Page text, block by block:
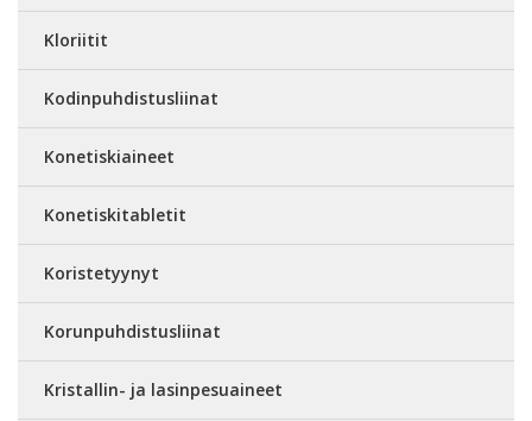
Kloriitit
Kodinpuhdistusliinat
Konetiskiaineet
Konetiskitabletit
Koristetyynyt
Korunpuhdistusliinat
Kristallin- ja lasinpesuaineet